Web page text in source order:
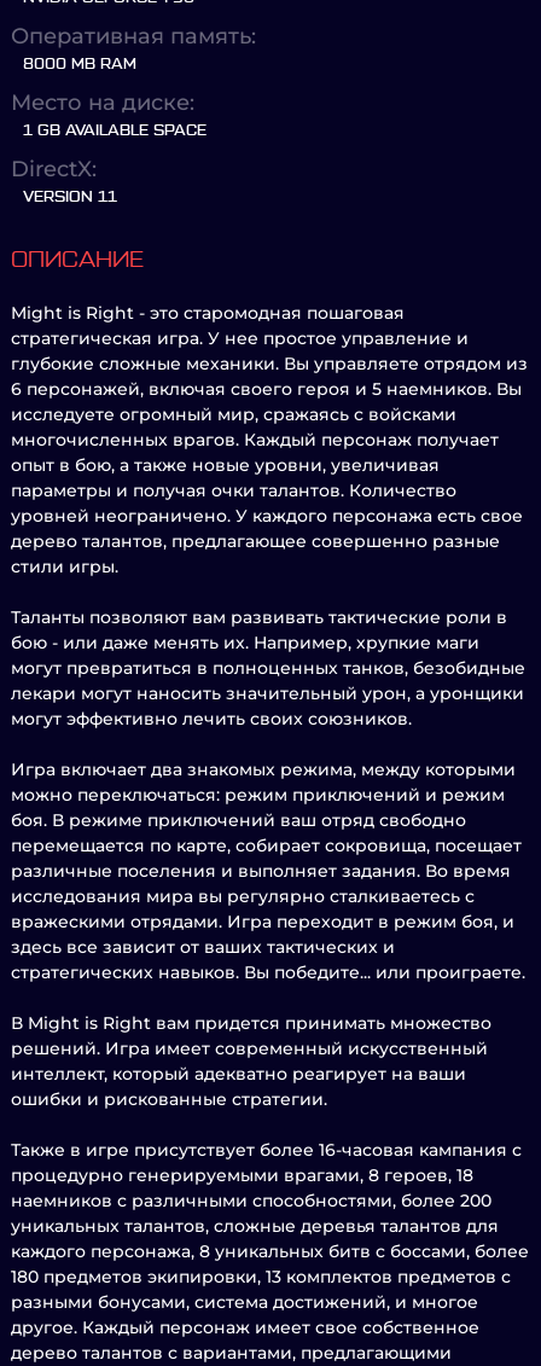
Оперативная память:
8000 MB RAM
Место на диске:
1 GB AVAILABLE SPACE
DirectX:
VERSION 11
ОПИСАНИЕ
Might is Right - это старомодная пошаговая
стратегическая игра. У нее простое управление и
глубокие сложные механики. Вы управляете отрядом из
6 персонажей, включая своего героя и 5 наемников. Вы
исследуете огромный мир, сражаясь с войсками
многочисленных врагов. Каждый персонаж получает
опыт в бою, а также новые уровни, увеличивая
параметры и получая очки талантов. Количество
уровней неограничено. У каждого персонажа есть свое
дерево талантов, предлагающее совершенно разные
стили игры.
Таланты позволяют вам развивать тактические роли в
бою - или даже менять их. Например, хрупкие маги
могут превратиться в полноценных танков, безобидные
лекари могут наносить значительный урон, а уронщики
могут эффективно лечить своих союзников.
Игра включает два знакомых режима, между которыми
можно переключаться: режим приключений и режим
боя. В режиме приключений ваш отряд свободно
перемещается по карте, собирает сокровища, посещает
различные поселения и выполняет задания. Во время
исследования мира вы регулярно сталкиваетесь с
вражескими отрядами. Игра переходит в режим боя, и
здесь все зависит от ваших тактических и
стратегических навыков. Вы победите... или проиграете.
В Might is Right вам придется принимать множество
решений. Игра имеет современный искусственный
интеллект, который адекватно реагирует на ваши
ошибки и рискованные стратегии.
Также в игре присутствует более 16-часовая кампания с
процедурно генерируемыми врагами, 8 героев, 18
наемников с различными способностями, более 200
уникальных талантов, сложные деревья талантов для
каждого персонажа, 8 уникальных битв с боссами, более
180 предметов экипировки, 13 комплектов предметов с
разными бонусами, система достижений, и многое
другое. Каждый персонаж имеет свое собственное
дерево талантов с вариантами, предлагающими